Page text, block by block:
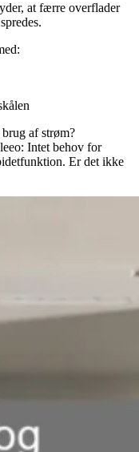
at færre overflader
af strøm?
Intet behov for
Er det ikke